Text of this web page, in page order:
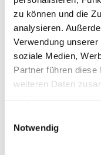
zu können und die
analysieren.
Verwendung
soziale Medien,
Partner führen
weiteren Daten
Notwendig